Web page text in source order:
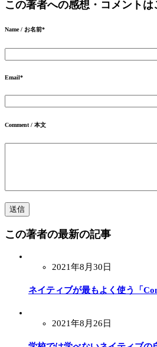
この著者への感想・コメントは
Name / お名前*
Email*
Comment / 本文
この著者の最新の記事
2021年8月30日
ネイティブが最もよく使う「
2021年8月26日